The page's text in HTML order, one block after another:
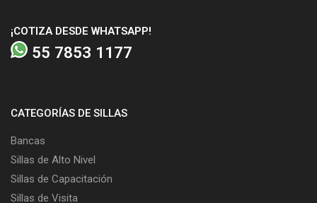
¡COTIZA DESDE WHATSAPP!
55 7853 1177
CATEGORÍAS DE SILLAS
Bancas
Sillas de Alto Nivel
Sillas de Capacitación
Sillas de Visita